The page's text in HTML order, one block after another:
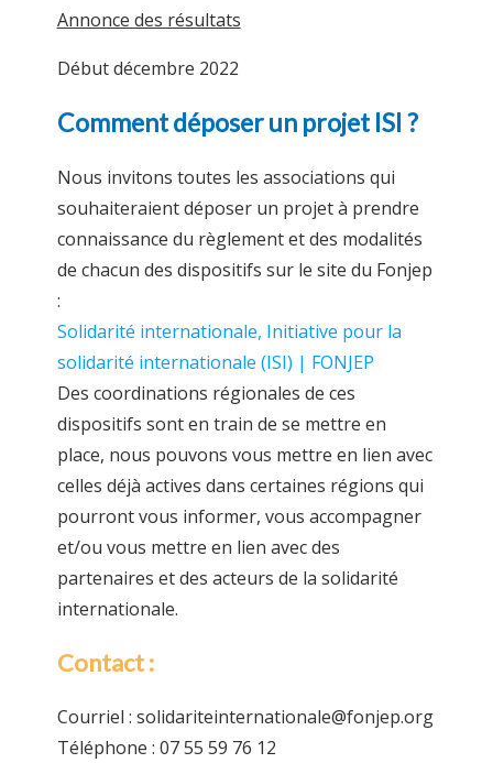
Annonce des résultats
Début décembre 2022
Comment déposer un projet ISI ?
Nous invitons toutes les associations qui
souhaiteraient déposer un projet à prendre
connaissance du règlement et des modalités
de chacun des dispositifs sur le site du Fonjep
:
Solidarité internationale, Initiative pour la
solidarité internationale (ISI) | FONJEP
Des coordinations régionales de ces
dispositifs sont en train de se mettre en
place, nous pouvons vous mettre en lien avec
celles déjà actives dans certaines régions qui
pourront vous informer, vous accompagner
et/ou vous mettre en lien avec des
partenaires et des acteurs de la solidarité
internationale.
Contact :
Courriel : solidariteinternationale@fonjep.org
Téléphone : 07 55 59 76 12